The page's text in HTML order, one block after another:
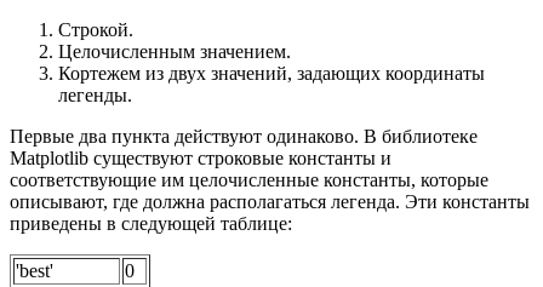
Строкой.
Целочисленным значением.
Кортежем из двух значений, задающих координаты
легенды.
Первые два пункта действуют одинаково. В библиотеке
Matplotlib существуют строковые константы и
соответствующие им целочисленные константы, которые
описывают, где должна располагаться легенда. Эти константы
приведены в следующей таблице:
'best'
0